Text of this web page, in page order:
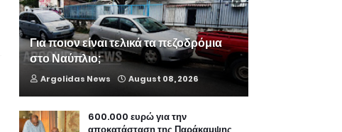
Για ποιον είναι τελικά τα πεζοδρόμια
στο Ναύπλιο;
Argolidas News August 08, 2026
600.000 ευρώ για την